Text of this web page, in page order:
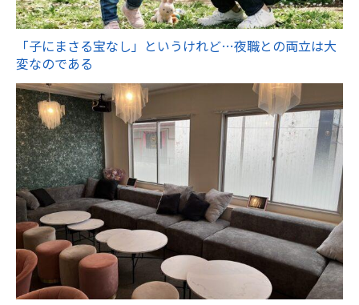
「子にまさる宝なし」というけれど…夜職との両立は大
変なのである